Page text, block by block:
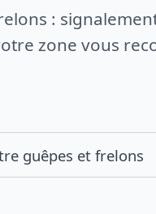
:
zone vous
guêpes et frelons